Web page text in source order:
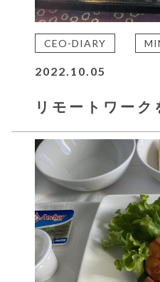
CEO-DIARY
2022.10.05
リモートワーク